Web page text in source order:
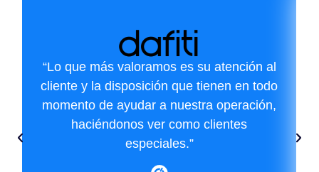
“Lo que más valoramos es su atención al
cliente y la disposición que tienen en todo
momento de ayudar a nuestra operación,
haciéndonos ver como clientes
especiales.”